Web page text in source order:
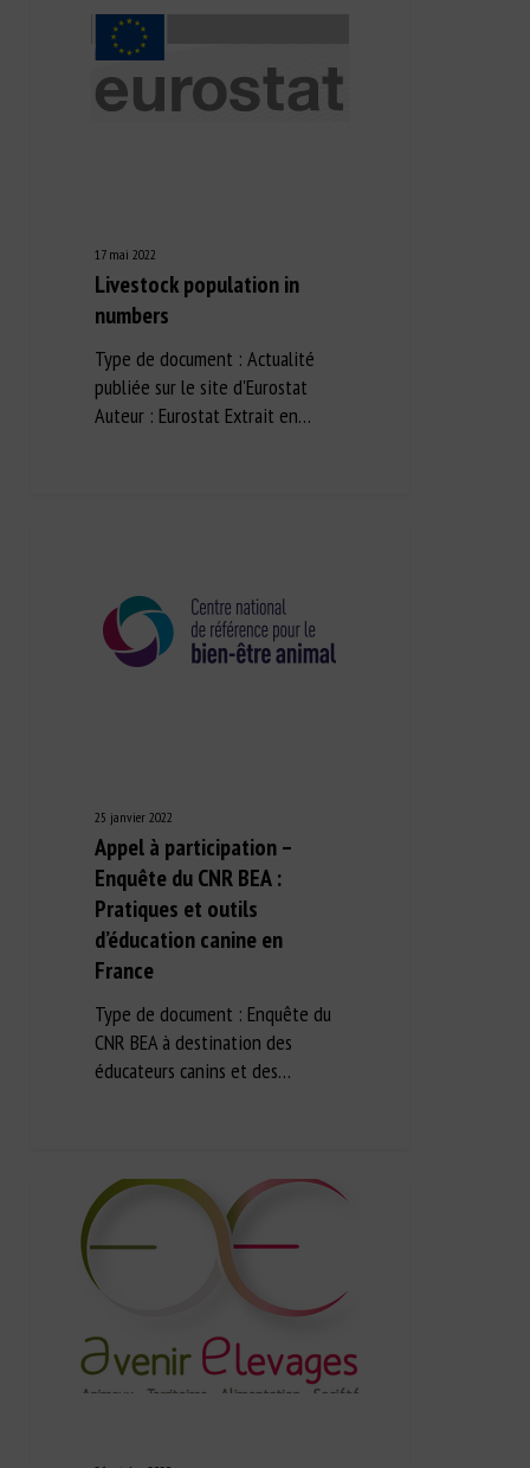
17 mai 2022
Livestock population in
numbers
Type de document : Actualité
publiée sur le site d'Eurostat
Auteur : Eurostat Extrait en…
25 janvier 2022
Appel à participation –
Enquête du CNR BEA :
Pratiques et outils
d’éducation canine en
France
Type de document : Enquête du
CNR BEA à destination des
éducateurs canins et des…